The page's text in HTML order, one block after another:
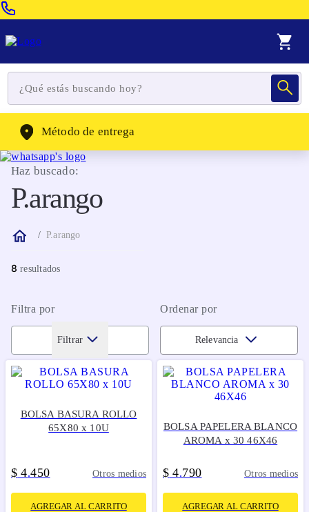
WhatsApp: (302) 262-4104
Método de entrega
Haz buscado:
P.arango
P.arango
8
Filtra por Ordenar por
Filtrar Relevancia
BOLSA BASURA ROLLO
65X80 x 10U
$ 4.450 Otros medios
AGREGAR AL CARRITO
BOLSA PAPELERA BLANCO
AROMA x 30 46X46
$ 4.790 Otros medios
AGREGAR AL CARRITO